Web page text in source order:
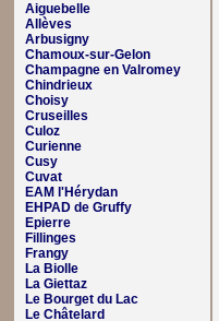
Aiguebelle
Allèves
Arbusigny
Chamoux-sur-Gelon
Champagne en Valromey
Chindrieux
Choisy
Cruseilles
Culoz
Curienne
Cusy
Cuvat
EAM l'Hérydan
EHPAD de Gruffy
Epierre
Fillinges
Frangy
La Biolle
La Giettaz
Le Bourget du Lac
Le Châtelard